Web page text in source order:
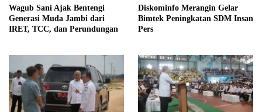
Wagub Sani Ajak Bentengi
Generasi Muda Jambi dari
IRET, TCC, dan Perundungan
Diskominfo Merangin Gelar
Bimtek Peningkatan SDM Insan
Pers